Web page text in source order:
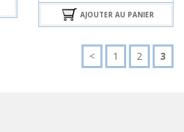
AJOUTER AU PANIER
< 1 2 3